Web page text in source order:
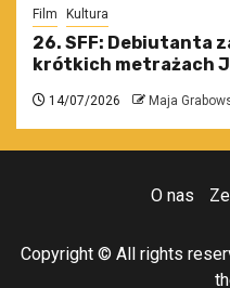
Film Kultura
26. SFF: Debiutanta
krótkich metrażach
14/07/2026 Maja
O nas
Copyright © All rights